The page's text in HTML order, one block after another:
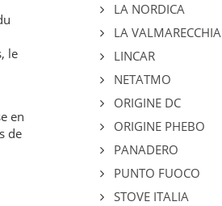
le
en
de
LA NORDICA
LA VALMARECCHIA
LINCAR
NETATMO
ORIGINE DC
ORIGINE PHEBO
PANADERO
PUNTO FUOCO
STOVE ITALIA